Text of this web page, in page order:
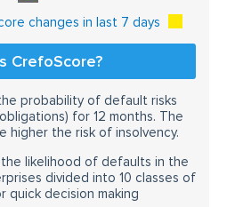
changes in last 7 days
CrefoScore?
probability of default risks
for 12 months. The
higher the risk of insolvency.
likelihood of defaults in the
divided into 10 classes of
quick decision making